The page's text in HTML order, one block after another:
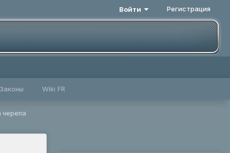
Войти Регистрация
Законы Wiki FR